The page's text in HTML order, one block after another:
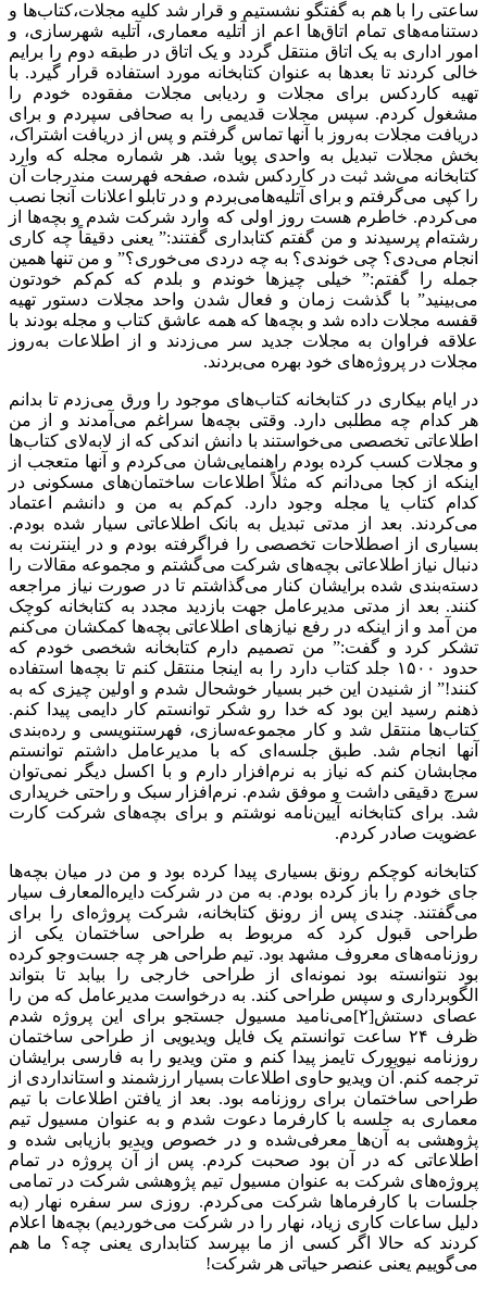
ساعتی را با هم به گفتگو نشستیم و قرار شد کلیه مجلات،کتاب‌ها و
دستنامه‌های تمام اتاق‌ها اعم از آتلیه معماری، آتلیه شهرسازی، و
امور اداری به یک اتاق منتقل گردد و یک اتاق در طبقه دوم را برایم
خالی کردند تا بعدها به عنوان کتابخانه مورد استفاده قرار گیرد. با
تهیه کاردکس برای مجلات و ردیابی مجلات مفقوده خودم را
مشغول کردم. سپس مجلات قدیمی را به صحافی سپردم و برای
دریافت مجلات به‌روز با آنها تماس گرفتم و پس از دریافت اشتراک،
بخش مجلات تبدیل به واحدی پویا شد. هر شماره مجله که وارد
کتابخانه می‌شد ثبت در کاردکس شده، صفحه فهرست مندرجات آن
را کپی می‌گرفتم و برای آتلیه‌هامی‌بردم و در تابلو اعلانات آنجا نصب
می‌کردم. خاطرم هست روز اولی که وارد شرکت شدم و بچه‌ها از
رشته‌ام پرسیدند و من گفتم کتابداری گفتند:” یعنی دقیقاً چه کاری
انجام می‌دی؟ چی خوندی؟ به چه دردی می‌خوری؟” و من تنها همین
جمله را گفتم:” خیلی چیزها خوندم و بلدم که کم‌کم خودتون
می‌بینید” با گذشت زمان و فعال شدن واحد مجلات دستور تهیه
قفسه مجلات داده شد و بچه‌ها که همه عاشق کتاب و مجله بودند با
علاقه فراوان به مجلات جدید سر می‌زدند و از اطلاعات به‌روز
مجلات در پروژه‌های خود بهره می‌بردند.
در ایام بیکاری در کتابخانه کتاب‌های موجود را ورق می‌زدم تا بدانم
هر کدام چه مطلبی دارد. وقتی بچه‌ها سراغم می‌آمدند و از من
اطلاعاتی تخصصی می‌خواستند با دانش اندکی که از لابه‌لای کتاب‌ها
و مجلات کسب کرده بودم راهنمایی‌شان می‌کردم و آنها متعجب از
اینکه از کجا می‌دانم که مثلاً اطلاعات ساختمان‌های مسکونی در
کدام کتاب یا مجله وجود دارد. کم‌کم به من و دانشم اعتماد
می‌کردند. بعد از مدتی تبدیل به بانک اطلاعاتی سیار شده بودم.
بسیاری از اصطلاحات تخصصی را فراگرفته بودم و در اینترنت به
دنبال نیاز اطلاعاتی بچه‌های شرکت می‌گشتم و مجموعه مقالات را
دسته‌بندی شده برایشان کنار می‌گذاشتم تا در صورت نیاز مراجعه
کنند. بعد از مدتی مدیرعامل جهت بازدید مجدد به کتابخانه کوچک
من آمد و از اینکه در رفع نیازهای اطلاعاتی بچه‌ها کمکشان می‌کنم
تشکر کرد و گفت:” من تصمیم دارم کتابخانه شخصی خودم که
حدود ۱۵۰۰ جلد کتاب دارد را به اینجا منتقل کنم تا بچه‌ها استفاده
کنند!” از شنیدن این خبر بسیار خوشحال شدم و اولین چیزی که به
ذهنم رسید این بود که خدا رو شکر توانستم کار دایمی پیدا کنم.
کتاب‌ها منتقل شد و کار مجموعه‌سازی، فهرستنویسی و رده‌بندی
آنها انجام شد. طبق جلسه‌ای که با مدیرعامل داشتم توانستم
مجابشان کنم که نیاز به نرم‌افزار دارم و با اکسل دیگر نمی‌توان
سرچ دقیقی داشت و موفق شدم. نرم‌افزار سبک و راحتی خریداری
شد. برای کتابخانه آیین‌نامه نوشتم و برای بچه‌های شرکت کارت
عضویت صادر کردم.
کتابخانه کوچکم رونق بسیاری پیدا کرده بود و من در میان بچه‌ها
جای خودم را باز کرده بودم. به من در شرکت دایره‌المعارف سیار
می‌گفتند. چندی پس از رونق کتابخانه، شرکت پروژه‌ای را برای
طراحی قبول کرد که مربوط به طراحی ساختمان یکی از
روزنامه‌های معروف مشهد بود. تیم طراحی هر چه جست‌وجو کرده
بود نتوانسته بود نمونه‌ای از طراحی خارجی را بیابد تا بتواند
الگوبرداری و سپس طراحی کند. به درخواست مدیرعامل که من را
عصای دستش[۲]می‌نامید مسیول جستجو برای این پروژه شدم
ظرف ۲۴ ساعت توانستم یک فایل ویدیویی از طراحی ساختمان
روزنامه نیویورک ‌تایمز پیدا کنم و متن ویدیو را به فارسی برایشان
ترجمه کنم. آن ویدیو حاوی اطلاعات بسیار ارزشمند و استانداردی از
طراحی ساختمان برای روزنامه بود. بعد از یافتن اطلاعات با تیم
معماری به جلسه با کارفرما دعوت شدم و به عنوان مسیول تیم
پژوهشی به آن‌ها معرفی‌شده و در خصوص ویدیو بازیابی شده و
اطلاعاتی که در آن بود صحبت کردم. پس از آن پروژه در تمام
پروژه‌های شرکت به عنوان مسیول تیم پژوهشی شرکت در تمامی
جلسات با کارفرماها شرکت می‌کردم. روزی سر سفره نهار (به
دلیل ساعات کاری زیاد، نهار را در شرکت می‌خوردیم) بچه‌ها اعلام
کردند که حالا اگر کسی از ما بپرسد کتابداری یعنی چه؟ ما هم
می‌گوییم یعنی عنصر حیاتی هر شرکت!